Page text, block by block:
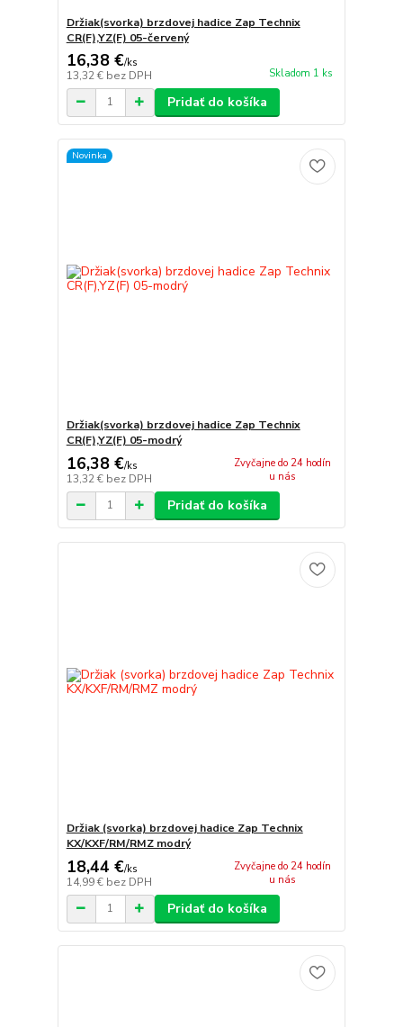
Držiak(svorka) brzdovej hadice Zap Technix
CR(F),YZ(F) 05-červený
16,38 €/ks
13,32 € bez DPH Skladom 1 ks
Pridať do košíka
Novinka
Držiak(svorka) brzdovej hadice Zap Technix
CR(F),YZ(F) 05-modrý
16,38 €/ks
13,32 € bez DPH
Zvyčajne do 24 hodín
u nás
Pridať do košíka
Držiak (svorka) brzdovej hadice Zap Technix
KX/KXF/RM/RMZ modrý
18,44 €/ks
14,99 € bez DPH
Zvyčajne do 24 hodín
u nás
Pridať do košíka